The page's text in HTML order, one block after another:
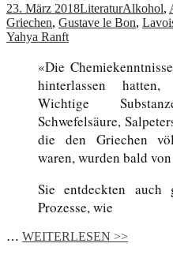
23. März 2018LiteraturAlkohol,
Griechen, Gustave le Bon,
Yahya Ranft
«Die
hinterlassen
Wichtige
Schwefelsäure,
die den Griechen
waren, wurden bald
Sie entdeckten auch
Prozesse, wie
… WEITERLESEN >>